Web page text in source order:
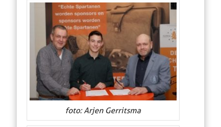
foto: Arjen Gerritsma